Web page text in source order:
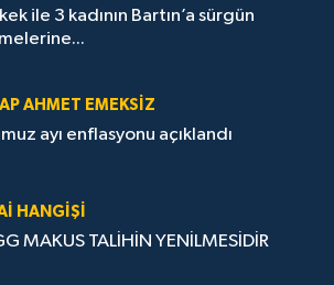
ile 3 kadının Bartın’a sürgün
AHMET EMEKSİZ
ayı enflasyonu açıklandı
HANGİŞİ
MAKUS TALİHİN YENİLMESİDİR